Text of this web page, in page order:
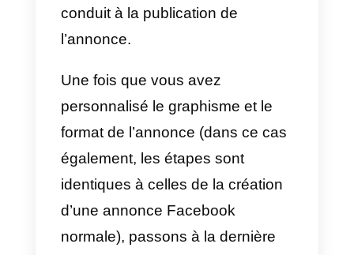
nous vous recommandons de
fait, amener un utilisateur
d’Instagram lors de l’ouverture
d’un chat sur Messenger pourrait
confondre l’utilisateur, et donc
ne pas conduire au démarrage
d’un nouveau chat